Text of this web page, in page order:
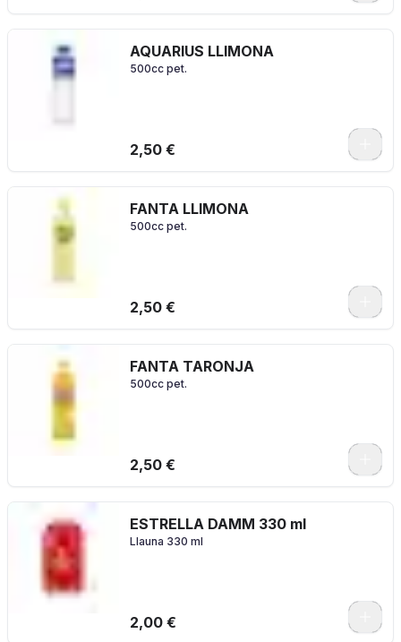
AQUARIUS LLIMONA
500cc pet.
2,50 €
FANTA LLIMONA
500cc pet.
2,50 €
FANTA TARONJA
500cc pet.
2,50 €
ESTRELLA DAMM 330 ml
Llauna 330 ml
2,00 €